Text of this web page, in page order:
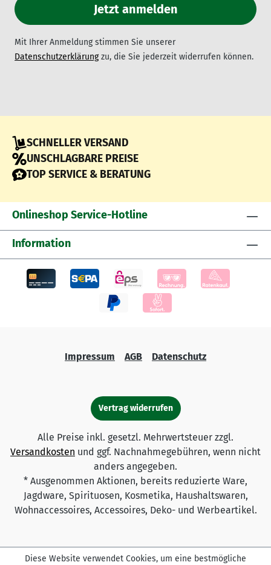
Mit Ihrer Anmeldung stimmen Sie unserer
Datenschutzerklärungzu, die Sie jederzeit widerrufen können.
SCHNELLER VERSAND
UNSCHLAGBARE PREISE
TOP SERVICE & BERATUNG
Onlineshop Service-Hotline
Information
Impressum AGB Datenschutz
Vertrag widerrufen
Alle Preise inkl. gesetzl. Mehrwertsteuer zzgl.
Versandkosten und ggf. Nachnahmegebühren, wenn nicht
anders angegeben.
* Ausgenommen Aktionen, bereits reduzierte Ware,
Jagdware, Spirituosen, Kosmetika, Haushaltswaren,
Wohnaccessoires, Accessoires, Deko- und Werbeartikel.
Diese Website verwendet Cookies, um eine bestmögliche